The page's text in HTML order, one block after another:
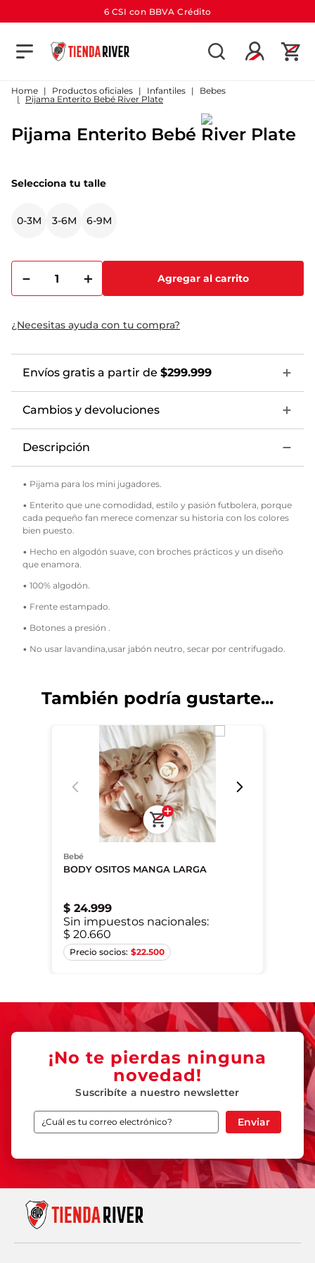
6 CSI con BBVA Crédito
Productos oficiales Infantiles
Bebes
Pijama Enterito Bebé River Plate
Pijama Enterito Bebé River Plate
Selecciona tu talle
0-3M 3-6M 6-9M
＋
－ Agregar al carrito
¿Necesitas ayuda con tu compra?
Envíos gratis a partir de $299.999
Cambios y devoluciones
Descripción
• Pijama para los mini jugadores.
• Enterito que une comodidad, estilo y pasión futbolera, porque
cada pequeño fan merece comenzar su historia con los colores
bien puesto.
• Hecho en algodón suave, con broches prácticos y un diseño
que enamora.
• 100% algodón.
• Frente estampado.
• Botones a presión .
• No usar lavandina,usar jabón neutro, secar por centrifugado.
También podría gustarte...
Bebé
BODY OSITOS MANGA LARGA
$ 24.999
Sin impuestos nacionales:
$ 20.660
$22.500
¡No te pierdas ninguna
novedad!
Suscribíte a nuestro newsletter
Enviar
TÉRMINOS MÁS BUSCADOS
1
camiseta
3.
gorra
5.
buzo
8.
bolso